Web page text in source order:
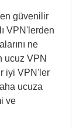
güvenilir
VPN'lerden
ne
ucuz VPN
iyi VPN'ler
ucuza
ve